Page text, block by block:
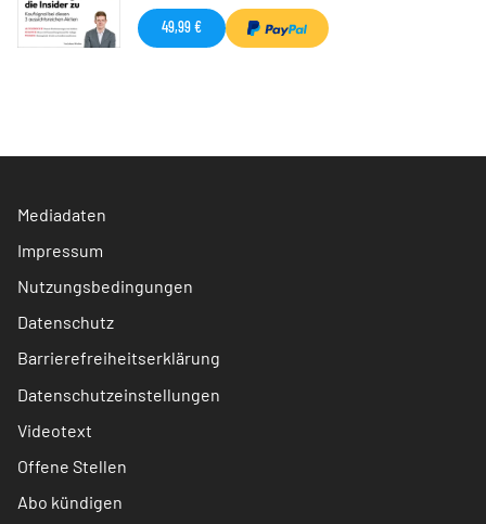
49,99 €
Mediadaten
Impressum
Nutzungsbedingungen
Datenschutz
Barrierefreiheitserklärung
Datenschutzeinstellungen
Videotext
Offene Stellen
Abo kündigen